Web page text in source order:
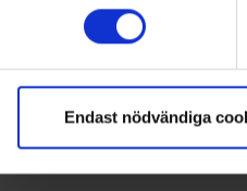
Endast nödvändiga
i Kävlinge